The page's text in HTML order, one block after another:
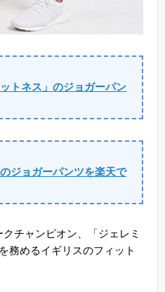
トネス」のジョガーパン
ジョガーパンツを楽天で
チャンピオン、「ジェレミ
務めるイギリスのフィット